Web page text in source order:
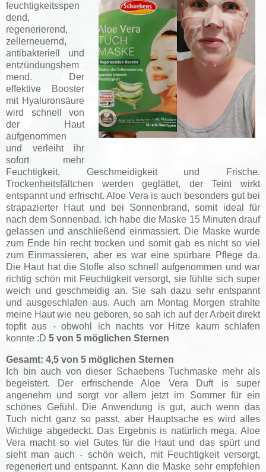
feuchtigkeitsspen
dend,
regenerierend,
zellerneuernd,
antibakteriell und
entzündungshem
mend. Der
effektive Booster
mit Hyaluronsäure
wird schnell von
der Haut
aufgenommen
und verleiht ihr
sofort mehr
Feuchtigkeit, Geschmeidigkeit und Frische.
Trockenheitsfältchen werden geglättet, der Teint wirkt
entspannt und erfrischt. Aloe Vera is auch besonders gut bei
strapazierter Haut und bei Sonnenbrand, somit ideal für
nach dem Sonnenbad. Ich habe die Maske 15 Minuten drauf
gelassen und anschließend einmassiert. Die Maske wurde
zum Ende hin recht trocken und somit gab es nicht so viel
zum Einmassieren, aber es war eine spürbare Pflege da.
Die Haut hat die Stoffe also schnell aufgenommen und war
richtig schön mit Feuchtigkeit versorgt, sie fühlte sich super
weich und geschmeidig an. Sie sah dazu sehr entspannt
und ausgeschlafen aus. Auch am Montag Morgen strahlte
meine Haut wie neu geboren, so sah ich auf der Arbeit direkt
topfit aus - obwohl ich nachts vor Hitze kaum schlafen
konnte :D 5 von 5 möglichen Sternen
Gesamt: 4,5 von 5 möglichen Sternen
Ich bin auch von dieser Schaebens Tuchmaske mehr als
begeistert. Der erfrischende Aloe Vera Duft is super
angenehm und sorgt vor allem jetzt im Sommer für ein
schönes Gefühl. Die Anwendung is gut, auch wenn das
Tuch nicht ganz so passt, aber Hauptsache es wird alles
Wichtige abgedeckt. Das Ergebnis is natürlich mega, Aloe
Vera macht so viel Gutes für die Haut und das spürt und
sieht man auch - schön weich, mit Feuchtigkeit versorgt,
regeneriert und entspannt. Kann die Maske sehr empfehlen